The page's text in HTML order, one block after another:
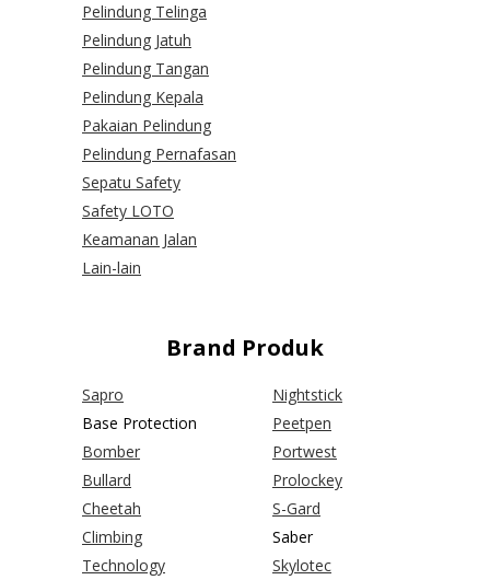
Pelindung Telinga
Pelindung Jatuh
Pelindung Tangan
Pelindung Kepala
Pakaian Pelindung
Pelindung Pernafasan
Sepatu Safety
Safety LOTO
Keamanan Jalan
Lain-lain
Brand Produk
Sapro
Base Protection
Bomber
Bullard
Cheetah
Climbing
Technology
Nightstick
Peetpen
Portwest
Prolockey
S-Gard
Saber
Skylotec